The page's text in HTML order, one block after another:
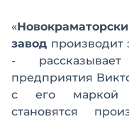
«
завод производит
-
предприятия
с его маркой
становятся